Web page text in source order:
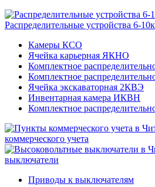
Распределительные устройства 6-
Камеры КСО
Ячейка карьерная ЯКНО
Комплектное
Комплектное
Ячейка экскаваторная 2КВЭ
Инвентарная камера ИКВН
Комплектное
коммерческого учета
выключатели
Приводы к выключателям